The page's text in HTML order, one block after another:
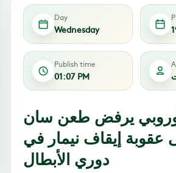
Day
Wednesday
Publish time
01:07 PM
يرفض طعن سان
عقوبة إيقاف نيمار في
دوري الأبطال